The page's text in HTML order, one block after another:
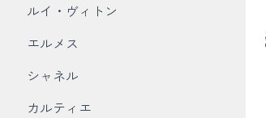
ルイ・ヴィトン
エルメス
シャネル
カルティエ